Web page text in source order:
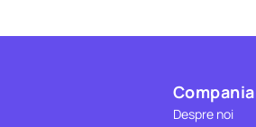
Compania
Despre noi